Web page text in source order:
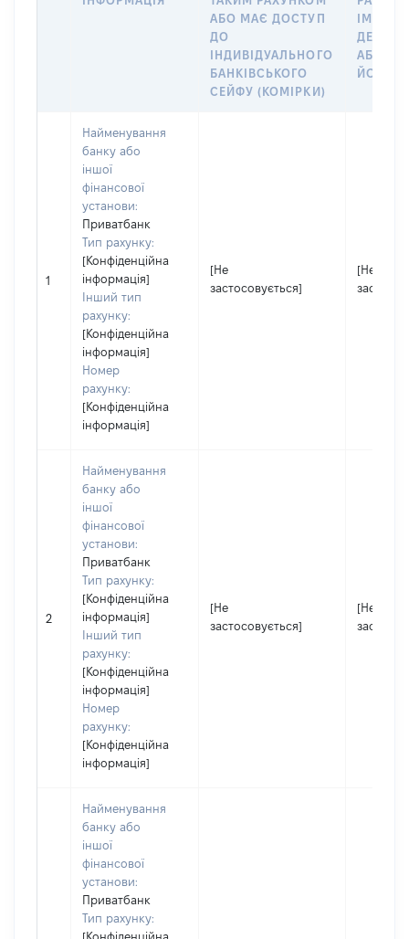
АБО МАЄ ДОСТУП
ДО
ІНДИВІДУАЛЬНОГО
БАНКІВСЬКОГО
СЕЙФУ (КОМІРКИ)
ІМ’Я
АБО
ЙОГО
1
Найменування
банку або
іншої
фінансової
установи:
Приватбанк
Тип рахунку:
[Конфіденційна
інформація]
Інший тип
рахунку:
[Конфіденційна
інформація]
Номер
рахунку:
[Конфіденційна
інформація]
[Не
застосовується]
[Не
2
Найменування
банку або
іншої
фінансової
установи:
Приватбанк
Тип рахунку:
[Конфіденційна
інформація]
Інший тип
рахунку:
[Конфіденційна
інформація]
Номер
рахунку:
[Конфіденційна
інформація]
[Не
застосовується]
[Не
Найменування
банку або
іншої
фінансової
установи:
Приватбанк
Тип рахунку:
[Конфіденційна